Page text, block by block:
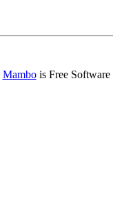
Mambois Free Software